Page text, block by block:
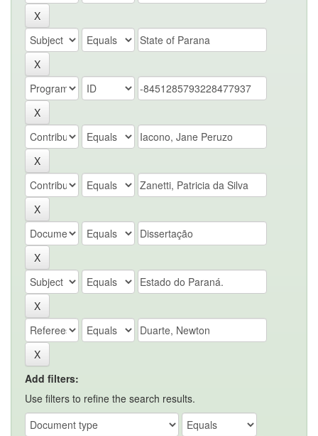
Add filters:
Use filters to refine the search results.